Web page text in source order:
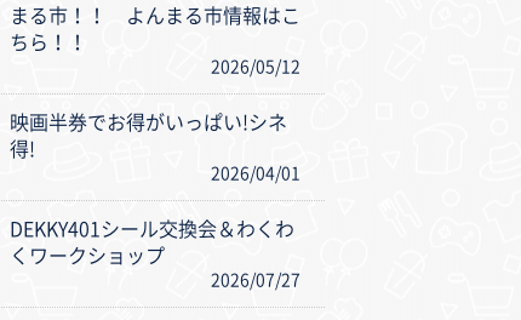
まる市！！ よんまる市情報はこ
ちら！！
2026/05/12
映画半券でお得がいっぱい!シネ
得!
2026/04/01
DEKKY401シール交換会＆わくわ
くワークショップ
2026/07/27